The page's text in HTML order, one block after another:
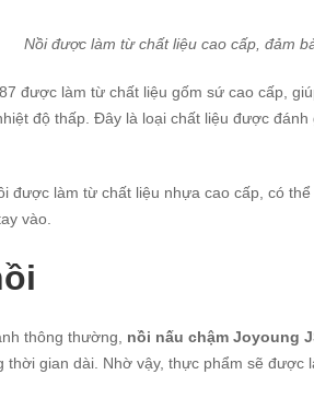
Nồi được làm từ chất liệu cao cấp, đảm
được làm từ chất liệu gốm sứ cao cấp,
độ thấp. Đây là loại chất liệu được
được làm từ chất liệu nhựa cao cấp, có
vào.
thông thường, nồi nấu chậm Joyoung
thời gian dài. Nhờ vậy, thực phẩm sẽ